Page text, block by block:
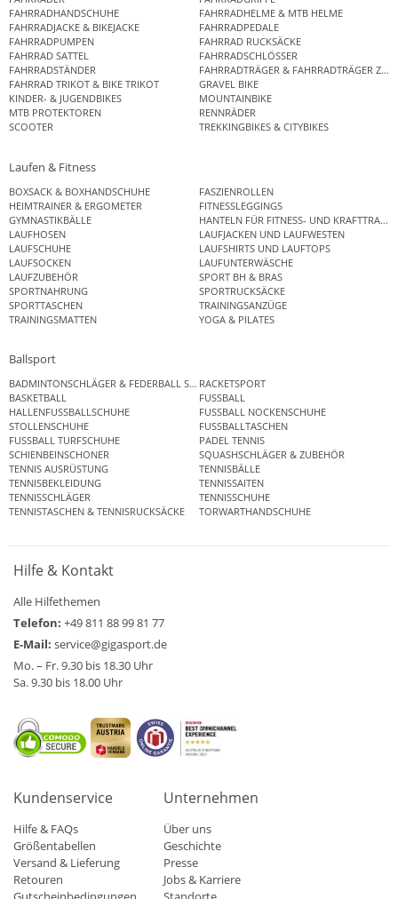
FAHRRADHANDSCHUHE
FAHRRADHELME & MTB HELME
FAHRRADJACKE & BIKEJACKE
FAHRRADPEDALE
FAHRRADPUMPEN
FAHRRAD RUCKSÄCKE
FAHRRAD SATTEL
FAHRRADSCHLÖSSER
FAHRRADSTÄNDER
FAHRRADTRÄGER & FAHRRADTRÄGER
FAHRRAD TRIKOT & BIKE TRIKOT
GRAVEL BIKE
KINDER- & JUGENDBIKES
MOUNTAINBIKE
MTB PROTEKTOREN
RENNRÄDER
SCOOTER
TREKKINGBIKES & CITYBIKES
Laufen & Fitness
BOXSACK & BOXHANDSCHUHE
FASZIENROLLEN
HEIMTRAINER & ERGOMETER
FITNESSLEGGINGS
GYMNASTIKBÄLLE
HANTELN FÜR FITNESS- UND
LAUFHOSEN
LAUFJACKEN UND LAUFWESTEN
LAUFSCHUHE
LAUFSHIRTS UND LAUFTOPS
LAUFSOCKEN
LAUFUNTERWÄSCHE
LAUFZUBEHÖR
SPORT BH & BRAS
SPORTNAHRUNG
SPORTRUCKSÄCKE
SPORTTASCHEN
TRAININGSANZÜGE
TRAININGSMATTEN
YOGA & PILATES
Ballsport
BADMINTONSCHLÄGER & FEDERBALL SETSRACKETSPORT
BASKETBALL
FUSSBALL
HALLENFUSSBALLSCHUHE
FUSSBALL NOCKENSCHUHE
STOLLENSCHUHE
FUSSBALLTASCHEN
FUSSBALL TURFSCHUHE
PADEL TENNIS
SCHIENBEINSCHONER
SQUASHSCHLÄGER & ZUBEHÖR
TENNIS AUSRÜSTUNG
TENNISBÄLLE
TENNISBEKLEIDUNG
TENNISSAITEN
TENNISSCHLÄGER
TENNISSCHUHE
TENNISTASCHEN & TENNISRUCKSÄCKE
TORWARTHANDSCHUHE
Hilfe & Kontakt
Alle Hilfethemen
Telefon: +49 811 88 99 81 77
E-Mail: service@gigasport.de
Mo. – Fr. 9.30 bis 18.30 Uhr
Sa. 9.30 bis 18.00 Uhr
Kundenservice
Hilfe & FAQs
Größentabellen
Versand & Lieferung
Retouren
Unternehmen
Über uns
Geschichte
Presse
Jobs & Karriere